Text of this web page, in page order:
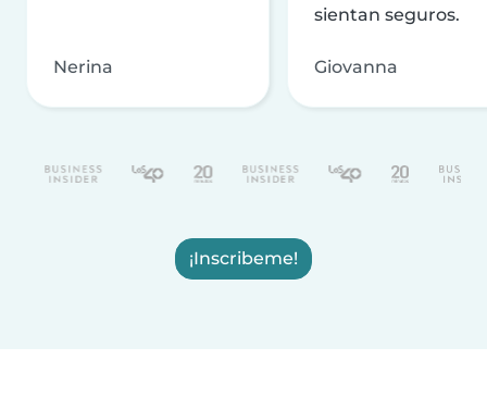
Nerina
sientan seguros.
Giovanna
¡Inscribeme!